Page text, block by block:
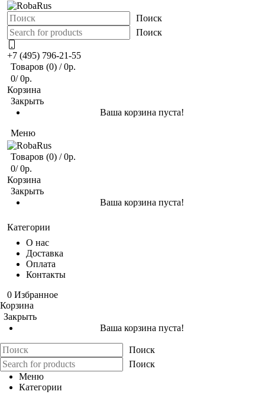
Поиск
Поиск
+7 (495) 796-21-55
Товаров (0) /0р.
0/0р.
Корзина
Закрыть
Ваша корзина пуста!
Меню
Товаров (0) /0р.
0/0р.
Корзина
Закрыть
Ваша корзина пуста!
Категории
О нас
Доставка
Оплата
Контакты
0 Избранное
Корзина
Закрыть
Ваша корзина пуста!
Поиск
Поиск
Меню
Категории